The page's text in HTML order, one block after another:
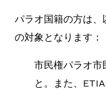
パラオ国籍の方は
の対象となります：
市民権パラオ市
と。また、